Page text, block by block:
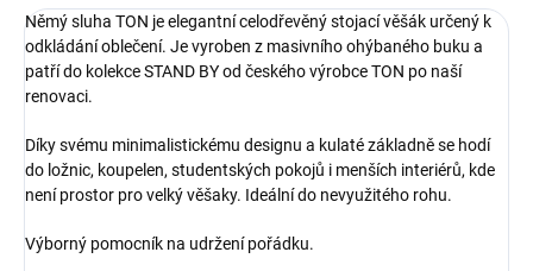
Němý sluha TON je elegantní celodřevěný stojací věšák určený k
odkládání oblečení. Je vyroben z masivního ohýbaného buku a
patří do kolekce STAND BY od českého výrobce TON po naší
renovaci.
Díky svému minimalistickému designu a kulaté základně se hodí
do ložnic, koupelen, studentských pokojů i menších interiérů, kde
není prostor pro velký věšaky. Ideální do nevyužitého rohu.
Výborný pomocník na udržení pořádku.